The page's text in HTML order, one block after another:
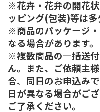
※花卉・花弁の開花
ッピング(包装)等は多
※商品のパッケージ
なる場合があります。
※複数商品の一括送
ん。また、ご依頼主
合、同日のお申込み
日が異なる場合がご
ご了承ください。